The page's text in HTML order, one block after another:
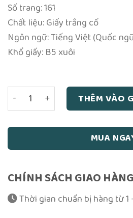
Số trang: 161
Chất liệu: Giấy trắng cổ
Ngôn ngữ: Tiếng Việt (Quốc
Khổ giấy: B5 xuôi
Phong Tục Thờ Cúng Tổ Tiên
THÊM VÀO
MUA
CHÍNH SÁCH GIAO HÀNG
Thời gian chuẩn bị hàng từ 1